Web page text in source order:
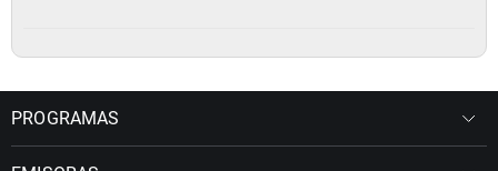
PROGRAMAS